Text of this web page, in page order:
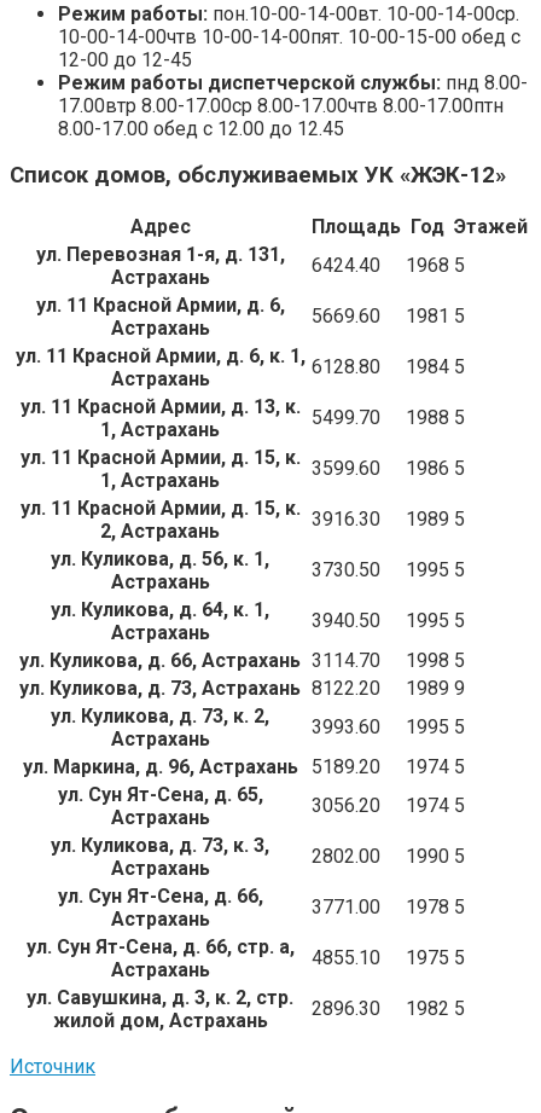
Режим работы: пон.10-00-14-00вт. 10-00-14-00ср.
10-00-14-00чтв 10-00-14-00пят. 10-00-15-00 обед с
12-00 до 12-45
Режим работы диспетчерской службы: пнд 8.00-
17.00втр 8.00-17.00ср 8.00-17.00чтв 8.00-17.00птн
8.00-17.00 обед с 12.00 до 12.45
Список домов, обслуживаемых УК «ЖЭК-12»
Адрес Площадь Год Этажей
ул. Перевозная 1-я, д. 131,
Астрахань
6424.40 1968 5
ул. 11 Красной Армии, д. 6,
Астрахань
5669.60 1981 5
ул. 11 Красной Армии, д. 6, к. 1,
Астрахань
6128.80 1984 5
ул. 11 Красной Армии, д. 13, к.
1, Астрахань
5499.70 1988 5
ул. 11 Красной Армии, д. 15, к.
1, Астрахань
3599.60 1986 5
ул. 11 Красной Армии, д. 15, к.
2, Астрахань
3916.30 1989 5
ул. Куликова, д. 56, к. 1,
Астрахань
3730.50 1995 5
ул. Куликова, д. 64, к. 1,
Астрахань
3940.50 1995 5
ул. Куликова, д. 66, Астрахань 3114.70 1998 5
ул. Куликова, д. 73, Астрахань 8122.20 1989 9
ул. Куликова, д. 73, к. 2,
Астрахань
3993.60 1995 5
ул. Маркина, д. 96, Астрахань
5189.20 1974 5
ул. Сун Ят-Сена, д. 65,
Астрахань
3056.20 1974 5
ул. Куликова, д. 73, к. 3,
Астрахань
2802.00 1990 5
ул. Сун Ят-Сена, д. 66,
Астрахань
3771.00 1978 5
ул. Сун Ят-Сена, д. 66, стр. а,
Астрахань
4855.10 1975 5
ул. Савушкина, д. 3, к. 2, стр.
жилой дом, Астрахань
2896.30 1982 5
Источник